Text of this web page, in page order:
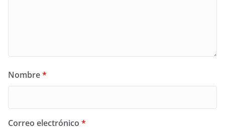
Nombre*
Correo electrónico *